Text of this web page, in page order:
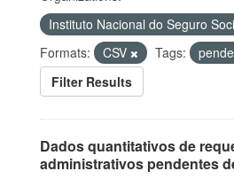
Instituto Nacional do Seguro
Formats:
CSV Tags:
Filter Results
Dados quantitativos de
administrativos pendentes